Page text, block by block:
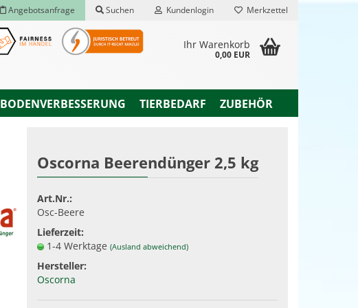
Angebotsanfrage Suchen Kundenlogin
Passwort vergessen?
Merkzettel
Ihr Warenkorb
0,00 EUR
BODENVERBESSERUNG TIERBEDARF ZUBEHÖR
Oscorna Beerendünger 2,5 kg
Art.Nr.:
Osc-Beere
Lieferzeit:
1-4 Werktage (Ausland abweichend)
Hersteller:
Oscorna